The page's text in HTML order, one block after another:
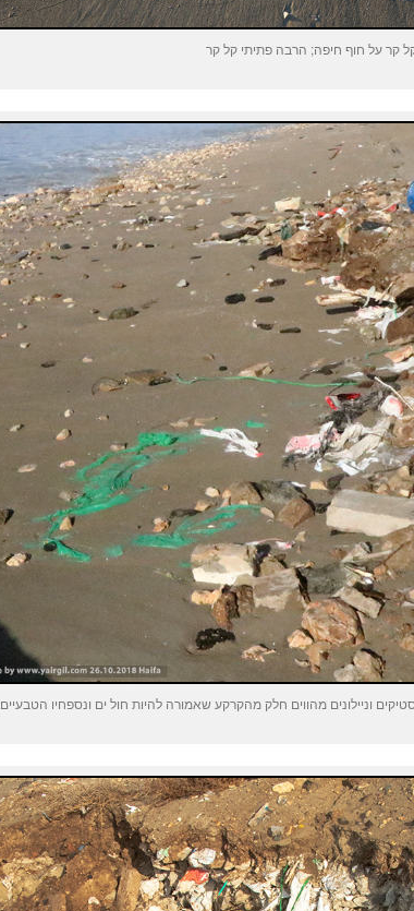
קר על חוף חיפה; הרבה פתיתי קל קר
וניילונים מהווים חלק מהקרקע שאמורה להיות חול ים ונספחיו הטבעיים